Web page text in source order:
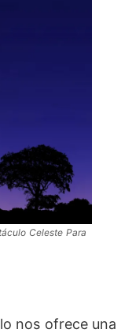
Celeste Para
nos ofrece una